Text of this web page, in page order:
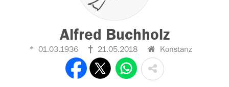
Alfred Buchholz
01.03.1936 21.05.2018 Konstanz